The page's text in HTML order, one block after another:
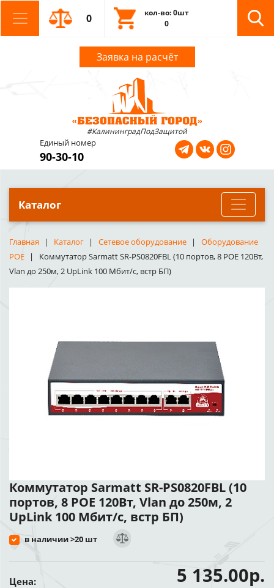
0
кол-во: 0шт
0
Заявка на расчёт
#КалининградПодЗащитой
Единый номер
90-30-10
Каталог
Главная Каталог Сетевое оборудование
Оборудование
POE
Коммутатор Sarmatt SR-PS0820FBL (10 портов, 8 POE 120Вт,
Vlan до 250м, 2 UpLink 100 Мбит/с, встр БП)
Коммутатор Sarmatt SR-PS0820FBL (10
портов, 8 POE 120Вт, Vlan до 250м, 2
UpLink 100 Мбит/с, встр БП)
в наличии >20 шт
Цена: 5 135.00р.